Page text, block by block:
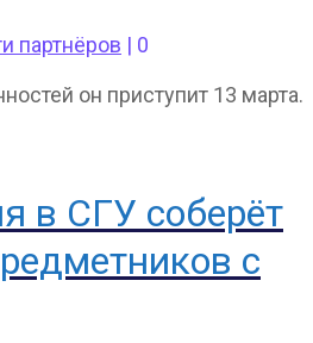
партнёров | 0
он приступит 13 марта.
в СГУ соберёт
с